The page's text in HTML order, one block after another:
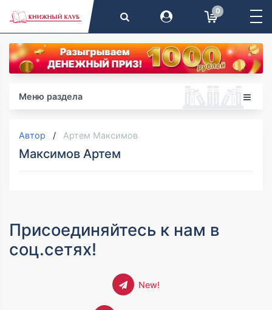
0
Меню раздела
Автор Артем Максимов
Максимов Артем
Присоединяйтесь к нам в
соц.сетях!
New!